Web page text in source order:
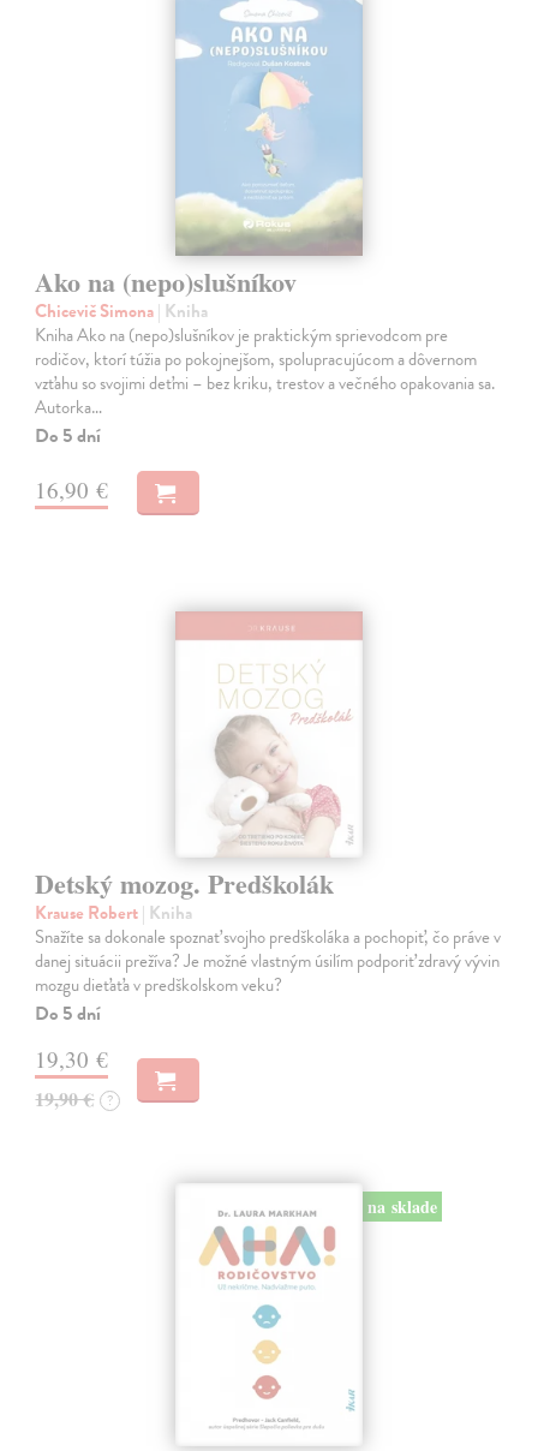
Ako na (nepo)slušníkov
Chicevič Simona| Kniha
Kniha Ako na (nepo)slušníkov je praktickým sprievodcom pre
rodičov, ktorí túžia po pokojnejšom, spolupracujúcom a dôvernom
vzťahu so svojimi deťmi – bez kriku, trestov a večného opakovania sa.
Autorka…
Do 5 dní
16,90 €
Detský mozog. Predškolák
Krause Robert| Kniha
Snažíte sa dokonale spoznať svojho predškoláka a pochopiť, čo práve v
danej situácii prežíva? Je možné vlastným úsilím podporiť zdravý vývin
mozgu dieťaťa v predškolskom veku?
Do 5 dní
19,30 €
19,90 € ?
na sklade